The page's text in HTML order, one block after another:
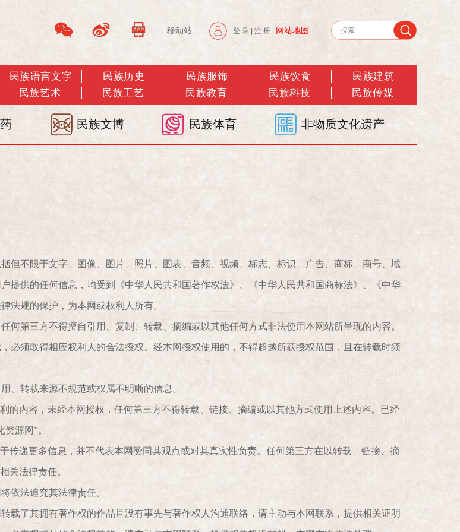
移动站 登 录 注 册 网站地图
民族语言文字 民族历史 民族服饰 民族饮食
民族建筑
民族艺术 民族工艺 民族教育 民族科技 民族传媒
民族文博 民族体育 非物质文化遗产
但不限于文字、图像、图片、照片、图表、音频、视频、标志、标识、广告、商标、商号、域
提供的任何信息，均受到《中华人民共和国著作权法》、《中华人民共和国商标法》、《中华
法规的保护，为本网或权利人所有。
何第三方不得擅自引用、复制、转载、摘编或以其他任何方式非法使用本网站所呈现的内容。
必须取得相应权利人的合法授权。经本网授权使用的，不得超越所获授权范围，且在转载时须
、转载来源不规范或权属不明晰的信息。
的内容，未经本网授权，任何第三方不得转载、链接、摘编或以其他方式使用上述内容。已经
源网”。
传递更多信息，并不代表本网赞同其观点或对其真实性负责。任何第三方在以转载、链接、摘
关法律责任。
依法追究其法律责任。
载了其拥有著作权的作品且没有事先与著作权人沟通联络，请主动与本网联系，提供相关证明